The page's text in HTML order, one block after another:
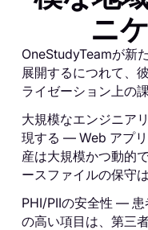
ニ
OneStudyTeamが新
展開するにつれて、
ライゼーション上の
大規模なエンジニア
現する ― Web アプ
産は大規模かつ動的
ースファイルの保守
PHI/PIIの安全性 ― 患
の高い項目は、第三